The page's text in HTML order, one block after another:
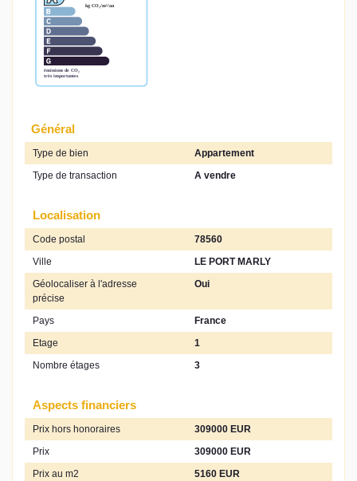
Général
Type de bien
Appartement
Type de transaction
A vendre
Localisation
Code postal
78560
Ville
LE PORT MARLY
Géolocaliser à l'adresse
précise
Oui
Pays
France
Etage
1
Nombre étages
3
Aspects financiers
Prix hors honoraires
309000 EUR
Prix
309000 EUR
Prix au m2
5160 EUR